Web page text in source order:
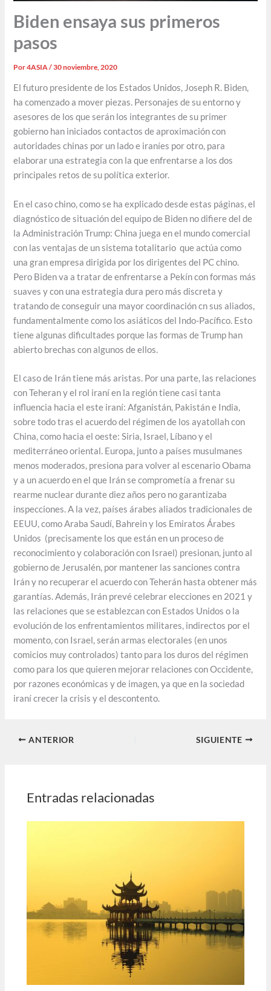
Biden ensaya sus primeros
pasos
Por4ASIA/30 noviembre, 2020
El futuro presidente de los Estados Unidos, Joseph R. Biden,
ha comenzado a mover piezas. Personajes de su entorno y
asesores de los que serán los integrantes de su primer
gobierno han iniciados contactos de aproximación con
autoridades chinas por un lado e iraníes por otro, para
elaborar una estrategia con la que enfrentarse a los dos
principales retos de su política exterior.
En el caso chino, como se ha explicado desde estas páginas, el
diagnóstico de situación del equipo de Biden no difiere del de
la Administración Trump: China juega en el mundo comercial
con las ventajas de un sistema totalitario que actúa como
una gran empresa dirigida por los dirigentes del PC chino.
Pero Biden va a tratar de enfrentarse a Pekín con formas más
suaves y con una estrategia dura pero más discreta y
tratando de conseguir una mayor coordinación cn sus aliados,
fundamentalmente como los asiáticos del Indo-Pacífico. Esto
tiene algunas dificultades porque las formas de Trump han
abierto brechas con algunos de ellos.
El caso de Irán tiene más aristas. Por una parte, las relaciones
con Teheran y el rol iraní en la región tiene casi tanta
influencia hacia el este iraní: Afganistán, Pakistán e India,
sobre todo tras el acuerdo del régimen de los ayatollah con
China, como hacia el oeste: Siria, Israel, Líbano y el
mediterráneo oriental. Europa, junto a países musulmanes
menos moderados, presiona para volver al escenario Obama
y a un acuerdo en el que Irán se comprometía a frenar su
rearme nuclear durante diez años pero no garantizaba
inspecciones. A la vez, países árabes aliados tradicionales de
EEUU, como Araba Saudí, Bahrein y los Emiratos Árabes
Unidos (precisamente los que están en un proceso de
reconocimiento y colaboración con Israel) presionan, junto al
gobierno de Jerusalén, por mantener las sanciones contra
Irán y no recuperar el acuerdo con Teherán hasta obtener más
garantías. Además, Irán prevé celebrar elecciones en 2021 y
las relaciones que se establezcan con Estados Unidos o la
evolución de los enfrentamientos militares, indirectos por el
momento, con Israel, serán armas electorales (en unos
comicios muy controlados) tanto para los duros del régimen
como para los que quieren mejorar relaciones con Occidente,
por razones económicas y de imagen, ya que en la sociedad
iraní crecer la crisis y el descontento.
ANTERIOR SIGUIENTE
Entradas relacionadas